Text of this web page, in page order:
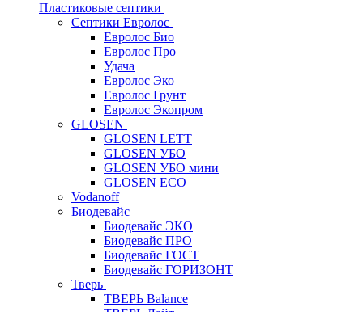
Пластиковые септики
Септики Евролос
Евролос Био
Евролос Про
Удача
Евролос Эко
Евролос Грунт
Евролос Экопром
GLOSEN
GLOSEN LETT
GLOSEN УБО
GLOSEN УБО мини
GLOSEN ECO
Vodanoff
Биодевайс
Биодевайс ЭКО
Биодевайс ПРО
Биодевайс ГОСТ
Биодевайс ГОРИЗОНТ
Тверь
ТВЕРЬ Balance